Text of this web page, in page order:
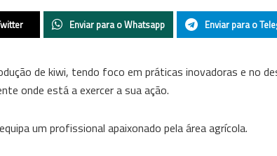
Enviar para o Whatsapp Enviar para o
de kiwi, tendo foco em práticas inovadoras e no
onde está a exercer a sua ação.
um profissional apaixonado pela área agrícola.